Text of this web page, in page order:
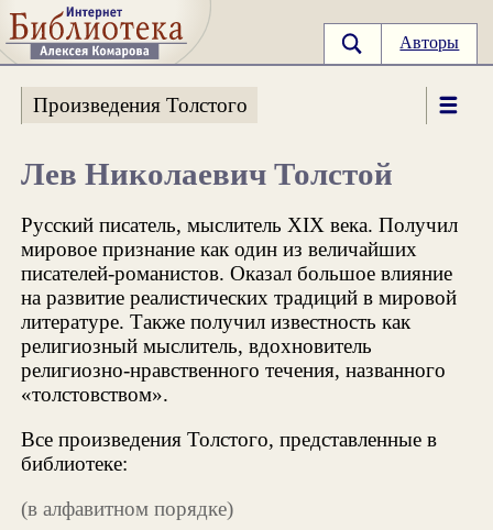
Авторы
Произведения Толстого
Лев Николаевич Толстой
Русский писатель, мыслитель XIX века. Получил
мировое признание как один из величайших
писателей-романистов. Оказал большое влияние
на развитие реалистических традиций в мировой
литературе. Также получил известность как
религиозный мыслитель, вдохновитель
религиозно-нравственного течения, названного
«толстовством».
Все произведения Толстого, представленные в
библиотеке:
(в алфавитном порядке)